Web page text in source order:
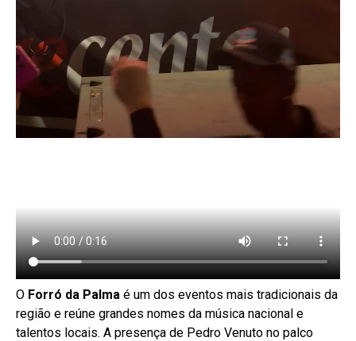
O Forró da Palma é um dos eventos mais tradicionais da
região e reúne grandes nomes da música nacional e
talentos locais. A presença de Pedro Venuto no palco